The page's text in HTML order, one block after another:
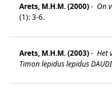
Arets, M.H.M. (2000)- On
(1): 3-6.
Arets, M.H.M. (2003)- Het
Timon lepidus lepidus